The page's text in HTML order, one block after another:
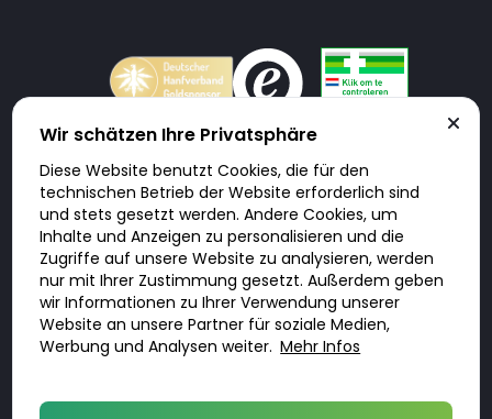
Doktorabc.com ist eine Vermittlungsplattform. Doktorabc ist ausdrücklich
keine Internetapotheke. Doktorabc bietet keine Medikamente oder
sonstige Produkte an oder liefert diese. Jegliche Informationen zu
Produkten, Medikamenten und Preisen auf der Internetseite beinhalten
kein Angebot von Doktorabc an Sie. Für die Einhaltung der in Ihrem Land
geltenden Gesetze und sonstigen Rechtsvorschriften sind Sie als Nutzer
selbst verantwortlich. Die Nutzung unseres Services auf Doktorabc durch
Sie erfolgt auf eigenes Risiko und in eigener Verantwortung. Sie erklären,
diese Internetseite aus eigener Initiative zu besuchen und zu nutzen.
Wir schätzen Ihre Privatsphäre
Diese Website benutzt Cookies, die für den
technischen Betrieb der Website erforderlich sind
und stets gesetzt werden. Andere Cookies, um
Inhalte und Anzeigen zu personalisieren und die
Zugriffe auf unsere Website zu analysieren, werden
nur mit Ihrer Zustimmung gesetzt. Außerdem geben
wir Informationen zu Ihrer Verwendung unserer
Website an unsere Partner für soziale Medien,
Werbung und Analysen weiter. Mehr Infos